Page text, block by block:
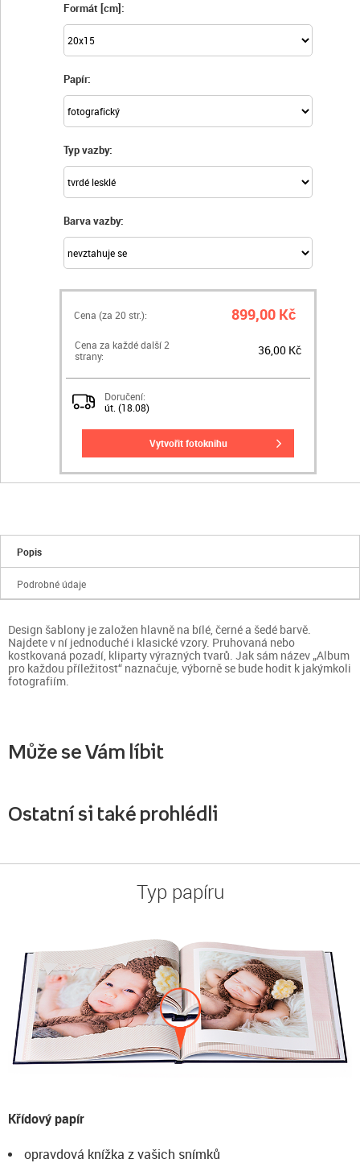
Formát [cm]:
Papír:
Typ vazby:
Barva vazby:
Cena (za 20 str.): 899,00 Kč
Cena za každé další 2
strany:
36,00 Kč
Doručení:
út. (18.08)
vytvořit fotoknihu
Popis
Podrobné údaje
Design šablony je založen hlavně na bílé, černé a šedé barvě.
Najdete v ní jednoduché i klasické vzory. Pruhovaná nebo
kostkovaná pozadí, kliparty výrazných tvarů. Jak sám název „Album
pro každou příležitost“ naznačuje, výborně se bude hodit k jakýmkoli
fotografiím.
Může se Vám líbit
Ostatní si také prohlédli
Typ papíru
Křídový papír
opravdová knížka z vašich snímků